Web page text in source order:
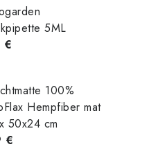
5ML
€
100%
Hempfiber mat
50x24 cm
€